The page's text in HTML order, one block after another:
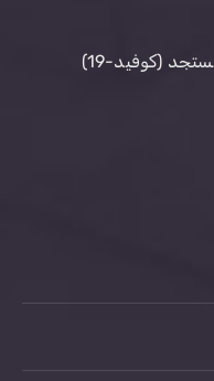
(كوفيد-19)